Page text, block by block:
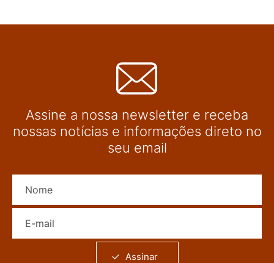
Assine a nossa newsletter e receba
nossas notícias e informações direto no
seu email
Assinar